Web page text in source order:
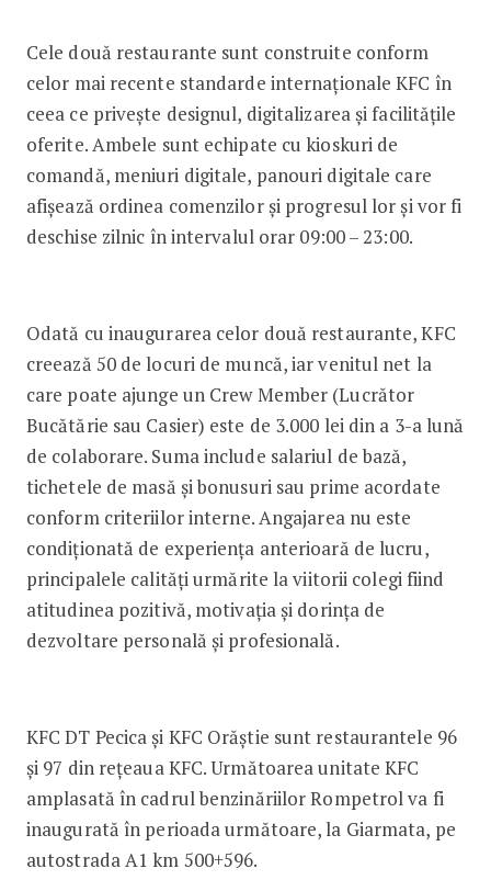
Cele două restaurante sunt construite conform
celor mai recente standarde internaționale KFC în
ceea ce privește designul, digitalizarea și facilitățile
oferite. Ambele sunt echipate cu kioskuri de
comandă, meniuri digitale, panouri digitale care
afișează ordinea comenzilor și progresul lor și vor fi
deschise zilnic în intervalul orar 09:00 – 23:00.
Odată cu inaugurarea celor două restaurante, KFC
creează 50 de locuri de muncă, iar venitul net la
care poate ajunge un Crew Member (Lucrător
Bucătărie sau Casier) este de 3.000 lei din a 3-a lună
de colaborare. Suma include salariul de bază,
tichetele de masă și bonusuri sau prime acordate
conform criteriilor interne. Angajarea nu este
condiționată de experiența anterioară de lucru,
principalele calități urmărite la viitorii colegi fiind
atitudinea pozitivă, motivația și dorința de
dezvoltare personală și profesională.
KFC DT Pecica și KFC Orăștie sunt restaurantele 96
și 97 din rețeaua KFC. Următoarea unitate KFC
amplasată în cadrul benzinăriilor Rompetrol va fi
inaugurată în perioada următoare, la Giarmata, pe
autostrada A1 km 500+596.